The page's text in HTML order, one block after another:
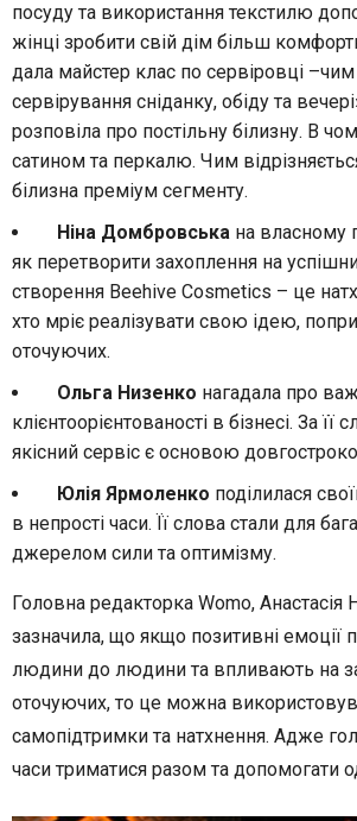
посуду та використання текстилю
жінці зробити свій дім більш
дала майстер клас по сервіровці –чим
сервірування сніданку, обіду та
розповіла про постільну білизну. В
сатином та перкалю. Чим
білизна преміум сегменту.
Ніна Домбровська на власному
як перетворити захоплення на
створення Beehive Cosmetics – це
хто мріє реалізувати свою ідею,
оточуючих.
Ольга Низенко нагадала про
клієнтоорієнтованості в бізнесі. За її
якісний сервіс є основою
Юлія Ярмоленко поділилася
в непрості часи. Її слова стали для
джерелом сили та оптимізму.
Головна редакторка Womo, Анастасія
зазначила, що якщо позитивні емоції
людини до людини та впливають на
оточуючих, то це можна
самопідтримки та натхнення. Адже
часи триматися разом та допомогати